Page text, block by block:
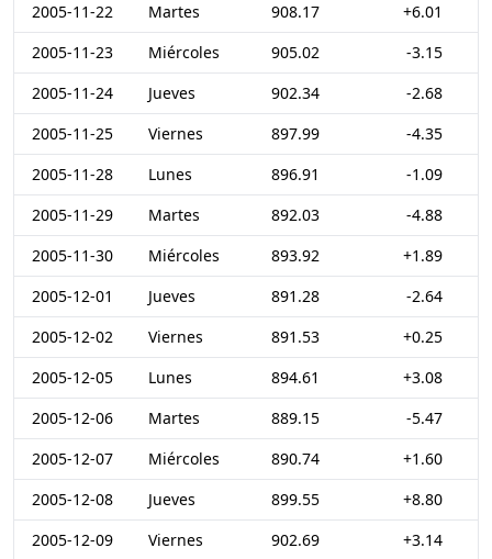
2005-11-22
Martes 908.17
+6.01
2005-11-23
Miércoles 905.02
-3.15
2005-11-24
Jueves 902.34
-2.68
2005-11-25
Viernes 897.99
-4.35
2005-11-28
Lunes 896.91
-1.09
2005-11-29
Martes 892.03
-4.88
2005-11-30
Miércoles 893.92
+1.89
2005-12-01
Jueves 891.28
-2.64
2005-12-02
Viernes 891.53
+0.25
2005-12-05
Lunes 894.61
+3.08
2005-12-06
Martes 889.15
-5.47
2005-12-07
Miércoles 890.74
+1.60
2005-12-08
Jueves 899.55
+8.80
2005-12-09
Viernes 902.69
+3.14